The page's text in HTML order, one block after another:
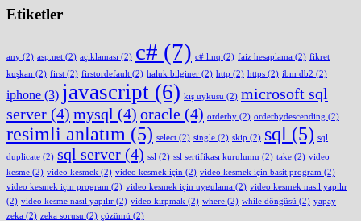
Etiketler
any (2) asp.net (2) açıklaması (2) c# (7) c# linq (2) faiz hesaplama (2) fikret
kuşkan (2) first (2) firstordefault (2) haluk bilginer (2) http (2) https (2) ibm db2 (2)
iphone (3) javascript (6) kış uykusu (2) microsoft sql
server (4) mysql (4) oracle (4) orderby (2) orderbydescending (2)
resimli anlatım (5) select (2) single (2) skip (2) sql (5) sql
duplicate (2) sql server (4) ssl (2) ssl sertifikası kurulumu (2) take (2) video
kesme (2) video kesmek (2) video kesmek için (2) video kesmek için basit program (2)
video kesmek için program (2) video kesmek için uygulama (2) video kesmek nasıl yapılır
(2) video kesme nasıl yapılır (2) video kırpmak (2) where (2) while döngüsü (2) yapay
zeka (2) zeka sorusu (2) çözümü (2)